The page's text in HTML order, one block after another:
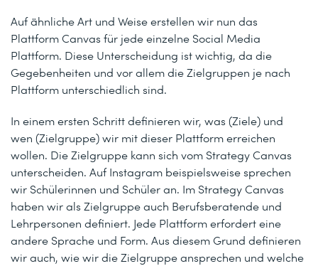
Auf ähnliche Art und Weise erstellen wir nun das
Plattform Canvas für jede einzelne Social Media
Plattform. Diese Unterscheidung ist wichtig, da die
Gegebenheiten und vor allem die Zielgruppen je nach
Plattform unterschiedlich sind.
In einem ersten Schritt definieren wir, was (Ziele) und
wen (Zielgruppe) wir mit dieser Plattform erreichen
wollen. Die Zielgruppe kann sich vom Strategy Canvas
unterscheiden. Auf Instagram beispielsweise sprechen
wir Schülerinnen und Schüler an. Im Strategy Canvas
haben wir als Zielgruppe auch Berufsberatende und
Lehrpersonen definiert. Jede Plattform erfordert eine
andere Sprache und Form. Aus diesem Grund definieren
wir auch, wie wir die Zielgruppe ansprechen und welche